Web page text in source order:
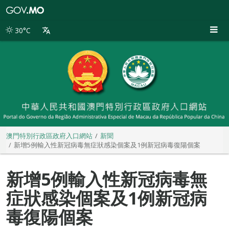
別
30°C
澳門特別行政區政府入口網站
新聞
新增5例輸入性新冠病毒無症狀感染個案及1例新冠病毒復陽個案
新增5例輸入性新冠病毒無
症狀感染個案及1例新冠病
毒復陽個案